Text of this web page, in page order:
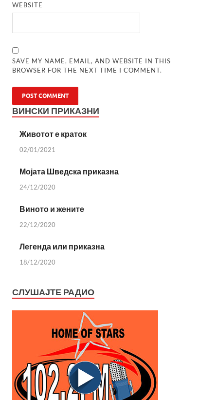
WEBSITE
SAVE MY NAME, EMAIL, AND WEBSITE IN THIS
BROWSER FOR THE NEXT TIME I COMMENT.
ВИНСКИ ПРИКАЗНИ
Животот е краток
02/01/2021
Мојата Шведска приказна
24/12/2020
Виното и жените
22/12/2020
Легенда или приказна
18/12/2020
СЛУШАЈТЕ РАДИО